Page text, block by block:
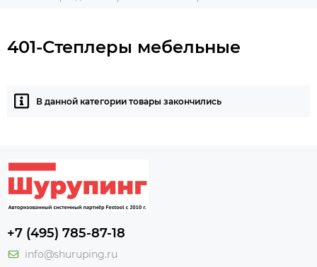
401-Степлеры мебельные
В данной категории товары закончились
+7 (495) 785-87-18
info@shuruping.ru